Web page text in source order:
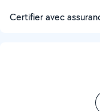
Certifier avec